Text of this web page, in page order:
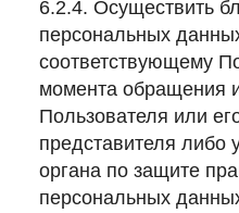
6.2.4. Осуществить
персональных
соответствующему
момента обращения
Пользователя или
представителя либо
органа по защите
персональных